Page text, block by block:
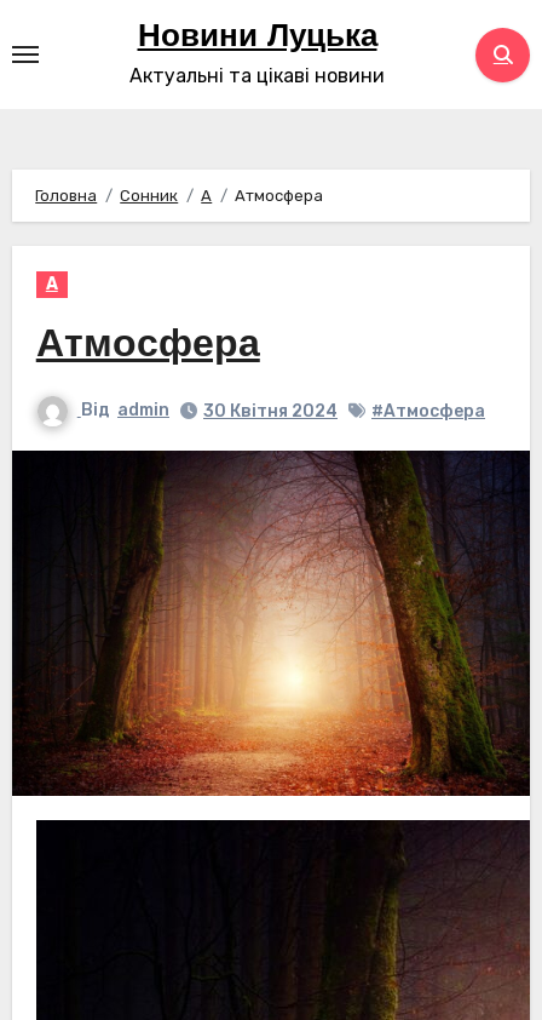
до
Новини Луцька
Актуальні та цікаві новини
Головна Сонник А Атмосфера
А
Атмосфера
Від admin 30 Квітня 2024 #Атмосфера